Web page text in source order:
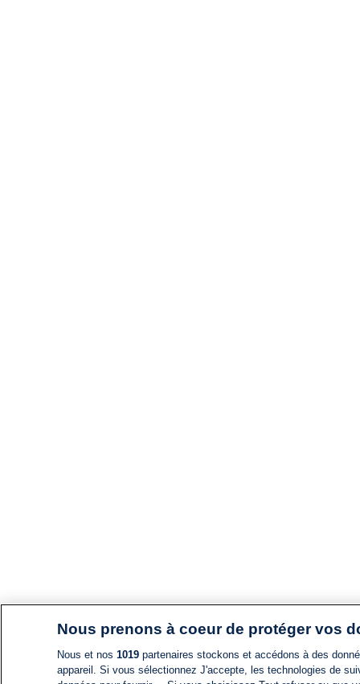
Nous prenons à coeur de protéger vos
Nous et nos 1019partenaires stockons et accédons à des
appareil. Si vous sélectionnez J'accepte, les technologies de